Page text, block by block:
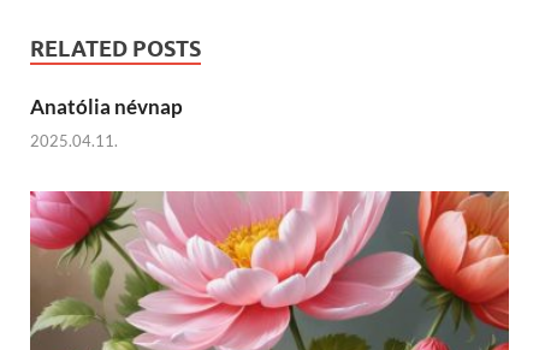
RELATED POSTS
Anatólia névnap
2025.04.11.